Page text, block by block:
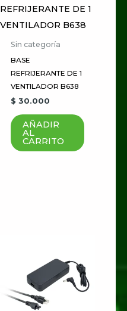
sleekBook
publicada.
están
*
Sin categoría
BASE
REFRIJERANTE DE 1
VENTILADOR B638
$ 30.000
AÑADIR
AL
CARRITO